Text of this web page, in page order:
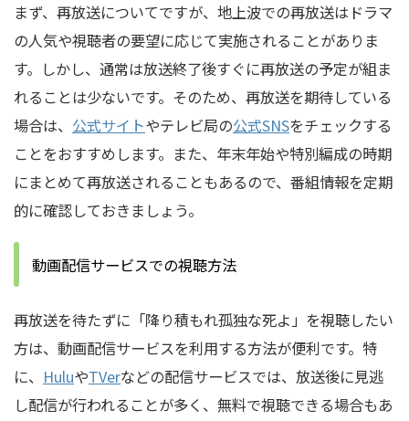
まず、再放送についてですが、地上波での再放送はドラマ
の人気や視聴者の要望に応じて実施されることがありま
す。しかし、通常は放送終了後すぐに再放送の予定が組ま
れることは少ないです。そのため、再放送を期待している
場合は、 公式サイトやテレビ局の公式SNSをチェックする
ことをおすすめします。また、年末年始や特別編成の時期
にまとめて再放送されることもあるので、番組情報を定期
的に確認しておきましょう。
動画配信サービスでの視聴方法
再放送を待たずに「降り積もれ孤独な死よ」を視聴したい
方は、動画配信サービスを利用する方法が便利です。特
に、 HuluやTVerなどの配信サービスでは、放送後に見逃
し配信が行われることが多く、無料で視聴できる場合もあ